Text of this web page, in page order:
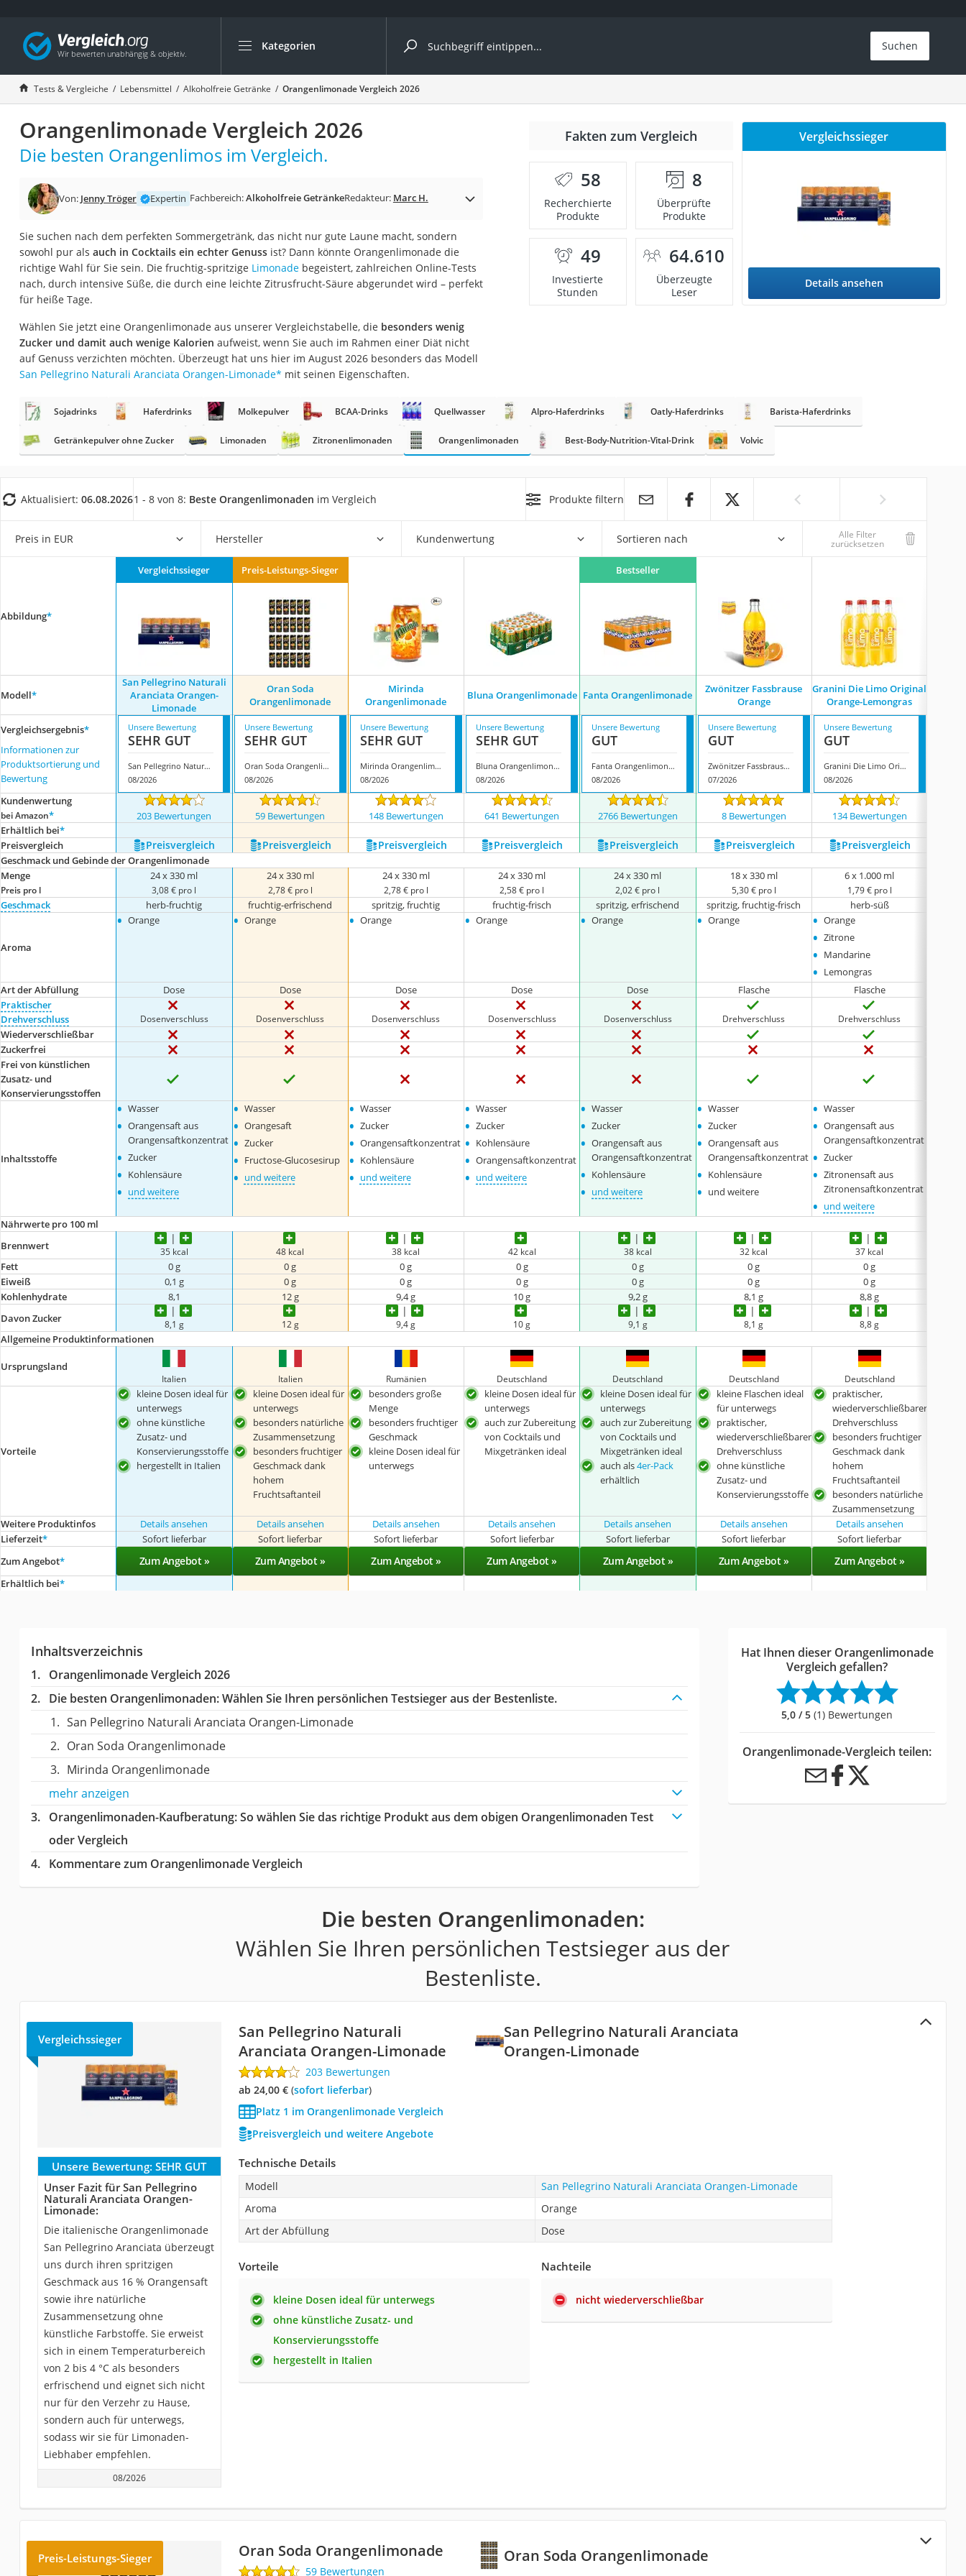
Kategorien
Die beliebtesten Vergleiche nach Kategorie
Lebensmittel
Schwarzkümmelöl
Knäckebrot
Schwarzkümmelöl-Kapseln
Manukahonig
Eiklar
Balsamico-Essig
Schwarzkümmelöl bio
Sardinen
Gemüsebrühe
Eiskaffee-Pulver
Irischer Whiskey
Grapefruitkernextrakt
Matcha-Set
Sojasauce
Trüffelöl
Müsli ohne Zuckerzusatz
Service
Suchen
Tests & Vergleiche Lebensmittel Alkoholfreie Getränke Orangenlimonade Vergleich 2026
Orangenlimonade Vergleich 2026
Die besten Orangenlimos im Vergleich.
Von: Jenny Tröger Expertin Fachbereich:Alkoholfreie GetränkeRedakteur: Marc H.
Sie suchen nach dem perfekten Sommergetränk, das nicht nur gute Laune macht, sondern
sowohl pur als auch in Cocktails ein echter Genussist? Dann könnte Orangenlimonade die
richtige Wahl für Sie sein. Die fruchtig-spritzige Limonadebegeistert, zahlreichen Online-Tests
nach, durch intensive Süße, die durch eine leichte Zitrusfrucht-Säure abgerundet wird – perfekt
für heiße Tage.
Wählen Sie jetzt eine Orangenlimonade aus unserer Vergleichstabelle, die besonders wenig
Zucker und damit auch wenige Kalorien aufweist, wenn Sie auch im Rahmen einer Diät nicht
auf Genuss verzichten möchten. Überzeugt hat uns hier im August 2026 besonders das Modell
San Pellegrino Naturali Aranciata Orangen-Limonade* mit seinen Eigenschaften.
Fakten zum Vergleich
58
Recherchierte
Produkte
8
Überprüfte
Produkte
49
Investierte
Stunden
64.610
Überzeugte
Leser
Vergleichssieger
Details ansehen
Sojadrinks Haferdrinks Molkepulver BCAA-Drinks Quellwasser Alpro-Haferdrinks Oatly-Haferdrinks Barista-Haferdrinks
Getränkepulver ohne Zucker Limonaden Zitronenlimonaden Orangenlimonaden Best-Body-Nutrition-Vital-Drink Volvic
Aktualisiert: 06.08.20261 - 8 von 8: Beste Orangenlimonaden im Vergleich Produkte filtern
Preis in EUR Hersteller Kundenwertung Sortieren nach Alle Filter
zurücksetzen
Abbildung*
Vergleichssieger Preis-Leistungs-Sieger Bestseller
Modell*
San Pellegrino Naturali
Aranciata Orangen-
Limonade
Oran Soda
Orangenlimonade
Mirinda
Orangenlimonade
Bluna Orangenlimonade Fanta Orangenlimonade
‎Zwönitzer Fassbrause
Orange
Granini Die Limo Original
Orange-Lemongras
Vergleichsergebnis*
Informationen zur
Produktsortierung und
Bewertung
Unsere Bewertung
SEHR GUT
San Pellegrino Naturali Aranciata Orangen-Limonade
08/2026
Unsere Bewertung
SEHR GUT
Oran Soda Orangenlimonade
08/2026
Unsere Bewertung
SEHR GUT
Mirinda Orangenlimonade
08/2026
Unsere Bewertung
SEHR GUT
Bluna Orangenlimonade
08/2026
Unsere Bewertung
GUT
Fanta Orangenlimonade
08/2026
Unsere Bewertung
GUT
‎Zwönitzer Fassbrause Orange
07/2026
Unsere Bewertung
GUT
Granini Die Limo Original Orange-Lemongras
08/2026
Kundenwertung
bei Amazon* 203 Bewertungen 59 Bewertungen 148 Bewertungen 641 Bewertungen 2766 Bewertungen 8 Bewertungen 134 Bewertungen
Erhältlich bei*
Preis­vergleich
Preis­vergleich Preis­vergleich Preis­vergleich Preis­vergleich Preis­vergleich Preis­vergleich Preis­vergleich
Geschmack und Gebinde der Orangenlimonade
Menge
Preis pro l
24 x 330 ml
3,08 € pro l
24 x 330 ml
2,78 € pro l
24 x 330 ml
2,78 € pro l
24 x 330 ml
2,58 € pro l
24 x 330 ml
2,02 € pro l
18 x 330 ml
5,30 € pro l
6 x 1.000 ml
1,79 € pro l
Geschmack herb-fruchtig fruchtig-erfrischend spritzig, fruchtig fruchtig-frisch spritzig, erfrischend spritzig, fruchtig-frisch herb-süß
Aroma
• Orange • Orange • Orange • Orange • Orange • Orange • Orange
• Zitrone
• Mandarine
• Lemongras
Art der Abfüllung Dose Dose Dose Dose Dose Flasche
Flasche
Praktischer
Drehverschluss
Dosenverschluss Dosenverschluss Dosenverschluss Dosenverschluss Dosenverschluss Drehverschluss Drehverschluss
Wiederverschließbar
Zuckerfrei
Frei von künstlichen
Zusatz- und
Konservierungsstoffen
Inhaltsstoffe
• Wasser
• Orangensaft aus
Orangensaftkonzentrat
• Zucker
• Kohlensäure
• und weitere
• Wasser
• Orangesaft
• Zucker
• Fructose-Glucosesirup
• und weitere
• Wasser
• Zucker
• Orangensaftkonzentrat
• Kohlensäure
• und weitere
• Wasser
• Zucker
• Kohlensäure
• Orangensaftkonzentrat
• und weitere
• Wasser
• Zucker
• Orangensaft aus
Orangensaftkonzentrat
• Kohlensäure
• und weitere
• Wasser
• Zucker
• Orangensaft aus
Orangensaftkonzentrat
• Kohlensäure
• und weitere
• Wasser
• Orangensaft aus
Orangensaftkonzentrat
• Zucker
• Zitronensaft aus
Zitronensaftkonzentrat
• und weitere
Nährwerte pro 100 ml
Brennwert
35 kcal 48 kcal 38 kcal 42 kcal 38 kcal 32 kcal 37 kcal
Fett 0 g 0 g 0 g 0 g 0 g 0 g
0 g
Eiweiß
0,1 g 0 g 0 g 0 g 0 g 0 g
0 g
Kohlenhydrate
8,1 12 g 9,4 g 10 g 9,2 g 8,1 g
8,8 g
Davon Zucker
8,1 g 12 g 9,4 g 10 g 9,1 g 8,1 g 8,8 g
Allgemeine Produktinformationen
Ursprungsland
Italien Italien Rumänien Deutschland Deutschland Deutschland Deutschland
Vorteile
kleine Dosen ideal für
unterwegs
ohne künstliche
Zusatz- und
Konservierungsstoffe
hergestellt in Italien
kleine Dosen ideal für
unterwegs
besonders natürliche
Zusammensetzung
besonders fruchtiger
Geschmack dank
hohem
Fruchtsaftanteil
besonders große
Menge
besonders fruchtiger
Geschmack
kleine Dosen ideal für
unterwegs
kleine Dosen ideal für
unterwegs
auch zur Zubereitung
von Cocktails und
Mixgetränken ideal
kleine Dosen ideal für
unterwegs
auch zur Zubereitung
von Cocktails und
Mixgetränken ideal
auch als4er-Pack
erhältlich
kleine Flaschen ideal
für unterwegs
praktischer,
wiederverschließbarer
Drehverschluss
ohne künstliche
Zusatz- und
Konservierungsstoffe
praktischer,
wiederverschließbarer
Drehverschluss
besonders fruchtiger
Geschmack dank
hohem
Fruchtsaftanteil
besonders natürliche
Zusammensetzung
Weitere Produktinfos Details ansehen Details ansehen Details ansehen Details ansehen Details ansehen Details ansehen
Details ansehen
Lieferzeit* Sofort lieferbar Sofort lieferbar Sofort lieferbar Sofort lieferbar Sofort lieferbar Sofort lieferbar Sofort lieferbar
Zum Angebot* Zum Angebot » Zum Angebot » Zum Angebot » Zum Angebot » Zum Angebot » Zum Angebot » Zum Angebot »
Erhältlich bei*
Inhaltsverzeichnis
Orangenlimonade Vergleich 2026
Die besten Orangenlimonaden:Wählen Sie Ihren persönlichen Testsieger aus der Bestenliste.
San Pellegrino Naturali Aranciata Orangen-Limonade
Oran Soda Orangenlimonade
Mirinda Orangenlimonade
mehr anzeigen
Orangenlimonaden-Kaufberatung: So wählen Sie das richtige Produkt aus dem obigen Orangenlimonaden Test
oder Vergleich
Kommentare zum Orangenlimonade Vergleich
Hat Ihnen dieser Orangenlimonade
Vergleich gefallen?
5,0 / 5 (1) Bewertungen
Orangenlimonade-Vergleich teilen:
Die besten Orangenlimonaden:
Wählen Sie Ihren persönlichen Testsieger aus der
Bestenliste.
San Pellegrino Naturali Aranciata
Orangen-Limonade
Vergleichssieger
San Pellegrino Naturali
Aranciata Orangen-Limonade
203 Bewertungen
ab 24,00 €( Sofort lieferbar)
Platz 1 im Orangenlimonade Vergleich
Preisvergleich und weitere Angebote
Unsere Bewertung: SEHR GUT
Unser Fazit für San Pellegrino
Naturali Aranciata Orangen-
Limonade:
Die italienische Orangenlimonade
San Pellegrino Aranciata überzeugt
uns durch ihren spritzigen
Geschmack aus 16 % Orangensaft
sowie ihre natürliche
Zusammensetzung ohne
künstliche Farbstoffe. Sie erweist
sich in einem Temperaturbereich
von 2 bis 4 °C als besonders
erfrischend und eignet sich nicht
nur für den Verzehr zu Hause,
sondern auch für unterwegs,
sodass wir sie für Limonaden-
Liebhaber empfehlen.
08/2026
Technische Details
Modell
San Pellegrino Naturali Aranciata Orangen-Limonade
Aroma
Orange
Art der Abfüllung
Dose
Vorteile
kleine Dosen ideal für unterwegs
ohne künstliche Zusatz- und
Konservierungsstoffe
hergestellt in Italien
Nachteile
nicht wiederverschließbar
Oran Soda Orangenlimonade
Preis-Leistungs-Sieger Oran Soda Orangenlimonade
59 Bewertungen